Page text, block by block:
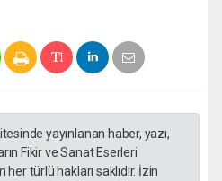
yayınlanan haber, yazı,
Fikir ve Sanat Eserleri
türlü hakları saklıdır. İzin